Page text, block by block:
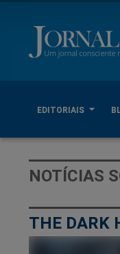
EDITORIAIS
NOTÍCIAS
THE DARK